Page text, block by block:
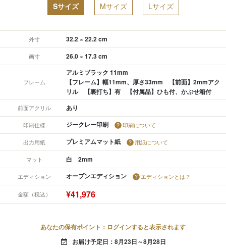
Sサイズ Mサイズ Lサイズ
外寸 32.2 × 22.2 cm
画寸 26.0 × 17.3 cm
フレーム
アルミブラック 11mm
【フレーム】幅11mm、厚さ33mm 【前面】2mmアク
リル 【裏打ち】有 【付属品】ひも付、かぶせ箱付
前面アクリル あり
印刷仕様 ジークレー印刷 印刷について
出力用紙 プレミアムマット紙 用紙について
マット 白 2mm
エディション オープンエディション エディションとは？
金額（税込） ¥41,976
あなたの保有ポイント：ログインすると表示されます
event_available お届け予定日：8月23日～8月28日